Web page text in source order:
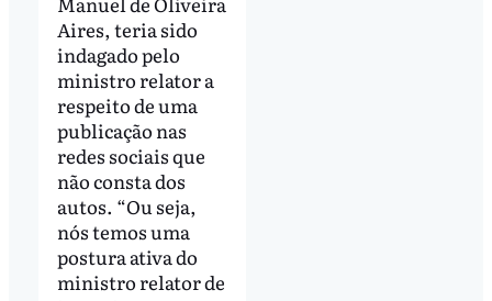
Aires, teria sido
indagado pelo
ministro relator a
respeito de uma
publicação nas
redes sociais que
não consta dos
autos. “Ou seja,
nós temos uma
postura ativa do
ministro relator de